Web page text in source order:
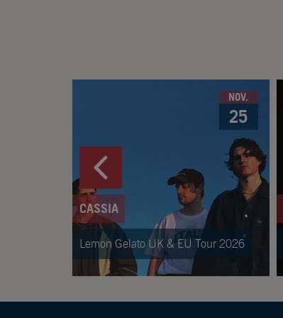
CASSIA
Lemon Gelato UK & EU Tour 2026
NOV.
25